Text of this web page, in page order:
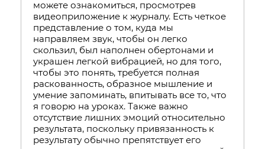
можете ознакомиться, просмотрев
видеоприложение к журналу. Есть четкое
представление о том, куда мы
направляем звук, чтобы он легко
скользил, был наполнен обертонами и
украшен легкой вибрацией, но для того,
чтобы это понять, требуется полная
раскованность, образное мышление и
умение запоминать, впитывать все то, что
я говорю на уроках. Также важно
отсутствие лишних эмоций относительно
результата, поскольку привязанность к
результату обычно препятствует его